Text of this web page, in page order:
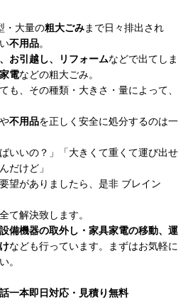
・大量の粗大ごみまで日々排出され
不用品。
お引越し、リフォームなどで出てしま
電などの粗大ごみ。
も、その種類・大きさ・量によって、
不用品を正しく安全に処分するのは一
いいの？」「大きくて重くて運び出せ
だけど」
望がありましたら、是非 ブレイン
て解決致します。
設備機器の取外し・家具家電の移動、運
なども行っています。まずはお気軽に
。
一本即日対応・見積り無料